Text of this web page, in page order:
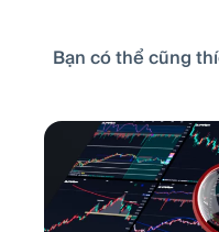
Bạn có thể cũng